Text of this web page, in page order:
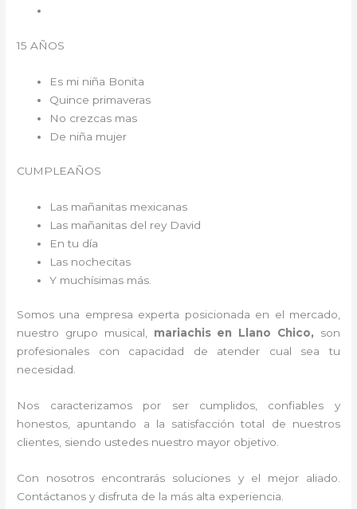
15 AÑOS
Es mi niña Bonita
Quince primaveras
No crezcas mas
De niña mujer
CUMPLEAÑOS
Las mañanitas mexicanas
Las mañanitas del rey David
En tu día
Las nochecitas
Y muchísimas más.
Somos una empresa experta posicionada en el mercado,
nuestro grupo musical, mariachis en Llano Chico, son
profesionales con capacidad de atender cual sea tu
necesidad.
Nos caracterizamos por ser cumplidos, confiables y
honestos, apuntando a la satisfacción total de nuestros
clientes, siendo ustedes nuestro mayor objetivo.
Con nosotros encontrarás soluciones y el mejor aliado.
Contáctanos y disfruta de la más alta experiencia.